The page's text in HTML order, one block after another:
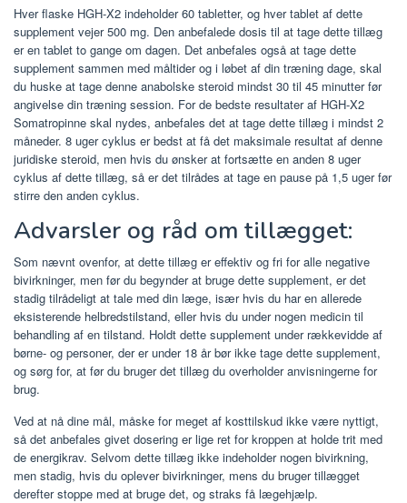
Hver flaske HGH-X2 indeholder 60 tabletter, og hver tablet af dette
supplement vejer 500 mg. Den anbefalede dosis til at tage dette tillæg
er en tablet to gange om dagen. Det anbefales også at tage dette
supplement sammen med måltider og i løbet af din træning dage, skal
du huske at tage denne anabolske steroid mindst 30 til 45 minutter før
angivelse din træning session. For de bedste resultater af HGH-X2
Somatropinne skal nydes, anbefales det at tage dette tillæg i mindst 2
måneder. 8 uger cyklus er bedst at få det maksimale resultat af denne
juridiske steroid, men hvis du ønsker at fortsætte en anden 8 uger
cyklus af dette tillæg, så er det tilrådes at tage en pause på 1,5 uger før
stirre den anden cyklus.
Advarsler og råd om tillægget:
Som nævnt ovenfor, at dette tillæg er effektiv og fri for alle negative
bivirkninger, men før du begynder at bruge dette supplement, er det
stadig tilrådeligt at tale med din læge, især hvis du har en allerede
eksisterende helbredstilstand, eller hvis du under nogen medicin til
behandling af en tilstand. Holdt dette supplement under rækkevidde af
børne- og personer, der er under 18 år bør ikke tage dette supplement,
og sørg for, at før du bruger det tillæg du overholder anvisningerne for
brug.
Ved at nå dine mål, måske for meget af kosttilskud ikke være nyttigt,
så det anbefales givet dosering er lige ret for kroppen at holde trit med
de energikrav. Selvom dette tillæg ikke indeholder nogen bivirkning,
men stadig, hvis du oplever bivirkninger, mens du bruger tillægget
derefter stoppe med at bruge det, og straks få lægehjælp.